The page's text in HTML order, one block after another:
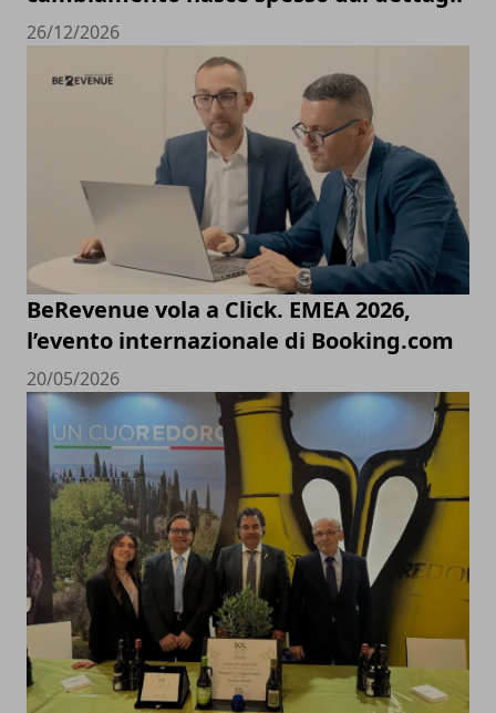
26/12/2026
BeRevenue vola a Click. EMEA 2026,
l’evento internazionale di Booking.com
20/05/2026